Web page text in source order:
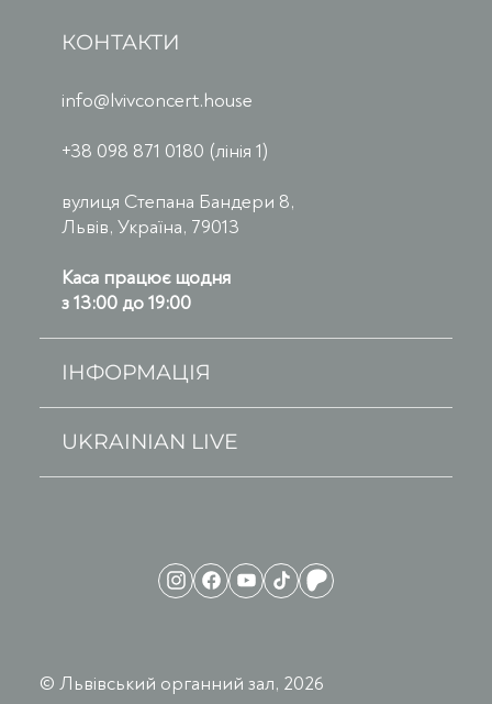
© Львівський органний зал, 2026
КОНТАКТИ
info@lvivconcert.house
+38 098 871 0180 (лінія 1)
вулиця Степана Бандери 8,
Львів, Україна, 79013
Каса працює щодня
з 13:00 до 19:00
ІНФОРМАЦІЯ
UKRAINIAN LIVE